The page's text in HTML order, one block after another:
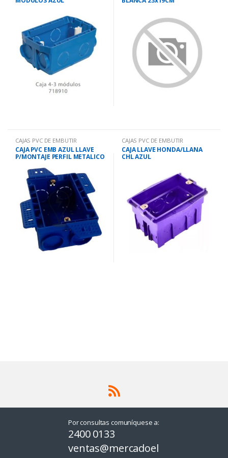
CAJAS PVC DE EMBUTIR
CAJA PVC EMB AZUL LLAVE
P/MONTAJE PERFIL METALICO
CAJAS PVC DE EMBUTIR
CAJA LLAVE HONDA/LLANA
CHL AZUL
Por consultas comuníquese a:
2400 0133
ventas@mercadoel